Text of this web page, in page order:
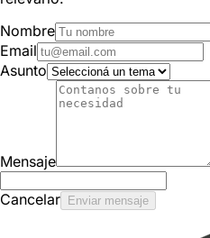
Nombre
Email
Asunto
Mensaje
Cancelar Enviar mensaje